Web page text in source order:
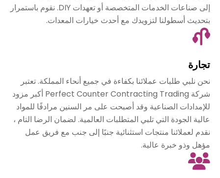
إلى صناعات الخدمات المتخصصة أو تعهدات DIY. نقوم باستمرار
بتحديث أسطولنا لتزويدك مع أحدث خيارات المعدات.
تجارة
نحن نلبي طلبات عملائنا بكفاءة في جميع أنحاء المملكة. تعتبر
شركة Perfect Counter Contracting Trading أكبر مزود
للإمدادات الصناعية وقد أصبحت على مر السنين مرادفًا للمواد
عالية الجودة التي تلبي المتطلبات العالمية. لضمان الرضا التام ،
نقدم لعملائنا منتجات استثنائية جنبًا إلى جنب مع فريق عمل
مؤهل وذو خبرة عالية.